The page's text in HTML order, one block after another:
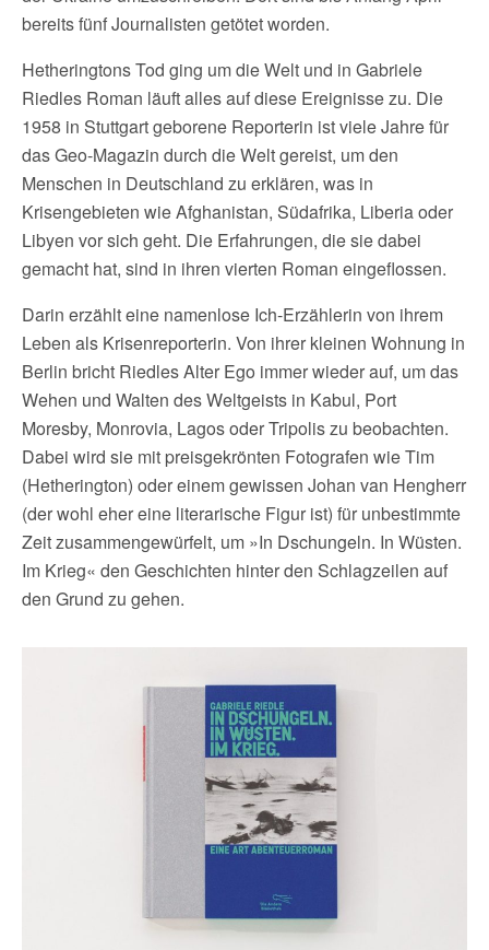
bereits fünf Journalisten getötet worden.
Hetheringtons Tod ging um die Welt und in Gabriele
Riedles Roman läuft alles auf diese Ereignisse zu. Die
1958 in Stuttgart geborene Reporterin ist viele Jahre für
das Geo-Magazin durch die Welt gereist, um den
Menschen in Deutschland zu erklären, was in
Krisengebieten wie Afghanistan, Südafrika, Liberia oder
Libyen vor sich geht. Die Erfahrungen, die sie dabei
gemacht hat, sind in ihren vierten Roman eingeflossen.
Darin erzählt eine namenlose Ich-Erzählerin von ihrem
Leben als Krisenreporterin. Von ihrer kleinen Wohnung in
Berlin bricht Riedles Alter Ego immer wieder auf, um das
Wehen und Walten des Weltgeists in Kabul, Port
Moresby, Monrovia, Lagos oder Tripolis zu beobachten.
Dabei wird sie mit preisgekrönten Fotografen wie Tim
(Hetherington) oder einem gewissen Johan van Hengherr
(der wohl eher eine literarische Figur ist) für unbestimmte
Zeit zusammengewürfelt, um »In Dschungeln. In Wüsten.
Im Krieg« den Geschichten hinter den Schlagzeilen auf
den Grund zu gehen.